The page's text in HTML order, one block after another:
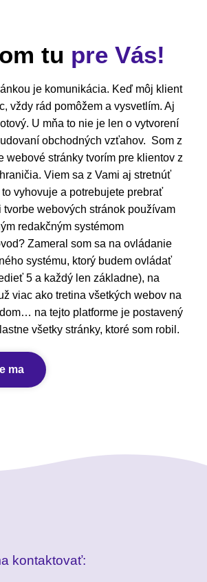
tu pre Vás!
je komunikácia. Keď môj klient
vždy rád pomôžem a vysvetlím. Aj
U mňa to nie je len o vytvorení
obchodných vzťahov. Som z
webové stránky tvorím pre klientov z
Viem sa z Vami aj stretnúť
vyhovuje a potrebujete prebrať
tvorbe webových stránok používam
redakčným systémom
Zameral som sa na ovládanie
systému, ktorý budem ovládať
5 a každý len základne), na
viac ako tretina všetkých webov na
na tejto platforme je postavený
všetky stránky, ktoré som robil.
ma
kontaktovať: